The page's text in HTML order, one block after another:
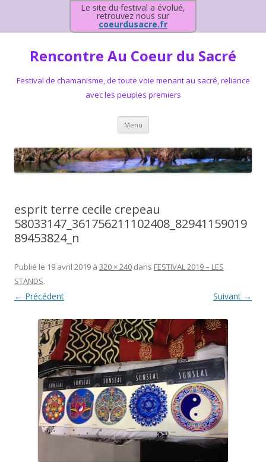
Le site du festival a évolué,
retrouvez nous sur
coeurdusacre.fr
Rencontre Au Coeur du Sacré
Festival de chamanisme, de toute voie menant au sacré, reliance
avec les peuples premiers
Menu Aller au contenu principal
esprit terre cecile crepeau
58033147_361756211102408_82941159019
89453824_n
Publié le 19 avril 2019 à 320 × 240 dans FESTIVAL 2019 – LES
STANDS.
← Précédent Suivant →